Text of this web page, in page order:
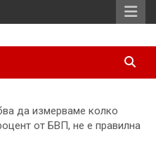
да измерваме колко
от БВП, не е правилна